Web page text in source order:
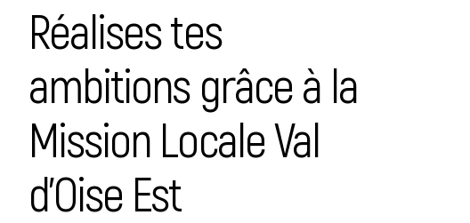
Réalises tes
ambitions grâce à la
Mission Locale Val
d’Oise Est